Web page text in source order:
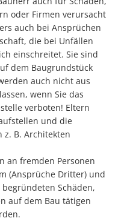
oder Firmen verursacht
auch bei Ansprüchen
die bei Unfällen
einschreitet. Sie sind
dem Baugrundstück
auch nicht aus
wenn Sie das
verboten! Eltern
und die
B. Architekten
an fremden Personen
(Ansprüche Dritter) und
Schäden,
auf dem Bau tätigen